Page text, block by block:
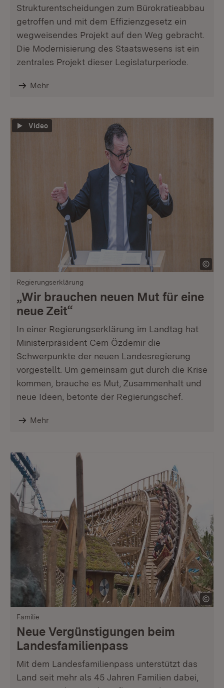
Strukturentscheidungen zum Bürokratieabbau
getroffen und mit dem Effizienzgesetz ein
wegweisendes Projekt auf den Weg gebracht.
Die Modernisierung des Staatswesens ist ein
zentrales Projekt dieser Legislaturperiode.
Mehr
Video
Regierungserklärung
„Wir brauchen neuen Mut für eine
neue Zeit“
In einer Regierungserklärung im Landtag hat
Ministerpräsident Cem Özdemir die
Schwerpunkte der neuen Landesregierung
vorgestellt. Um gemeinsam gut durch die Krise
kommen, brauche es Mut, Zusammenhalt und
neue Ideen, betonte der Regierungschef.
Mehr
Familie
Neue Vergünstigungen beim
Landesfamilienpass
Mit dem Landesfamilienpass unterstützt das
Land seit mehr als 45 Jahren Familien dabei,